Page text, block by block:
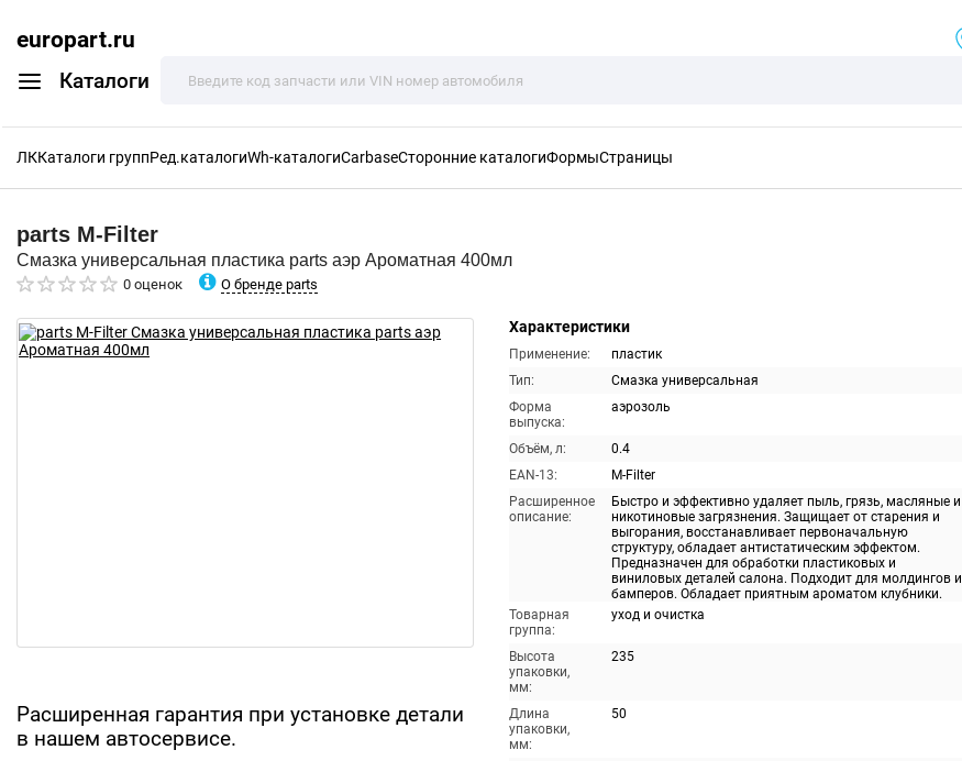
europart.ru
Каталоги
ЛККаталоги группРед.каталогиWh-каталогиCarbaseСторонние каталогиФормыСтраницы
parts M-Filter
Смазка универсальная пластика parts аэр Ароматная 400мл
0 оценок О бренде parts
Расширенная гарантия при установке детали
в нашем автосервисе.
Характеристики
Применение:
пластик
Тип:
Смазка универсальная
Форма
выпуска:
аэрозоль
Объём, л:
0.4
EAN-13:
M-Filter
Расширенное
описание:
Быстро и эффективно удаляет пыль, грязь, масляные и
никотиновые загрязнения. Защищает от старения и
выгорания, восстанавливает первоначальную
структуру, обладает антистатическим эффектом.
Предназначен для обработки пластиковых и
виниловых деталей салона. Подходит для молдингов и
бамперов. Обладает приятным ароматом клубники.
Товарная
группа:
уход и очистка
Высота
упаковки,
мм:
235
Длина
упаковки,
мм:
50